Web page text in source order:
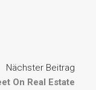
Nächster Beitrag
On Real Estate